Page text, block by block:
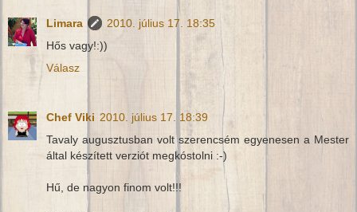
Limara
2010. július 17. 18:35
Hős vagy!:))
Válasz
Chef Viki 2010. július 17. 18:39
Tavaly augusztusban volt szerencsém egyenesen a Mester
által készített verziót megkóstolni :-)
Hű, de nagyon finom volt!!!